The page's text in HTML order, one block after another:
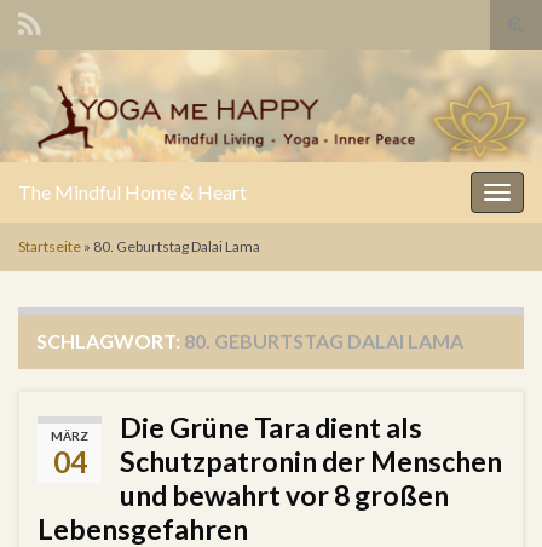
Search for:
The Mindful Home & Heart
Startseite » 80. Geburtstag Dalai Lama
SCHLAGWORT: 80. GEBURTSTAG DALAI LAMA
MÄRZ
04
Die Grüne Tara dient als
Schutzpatronin der Menschen
und bewahrt vor 8 großen
Lebensgefahren